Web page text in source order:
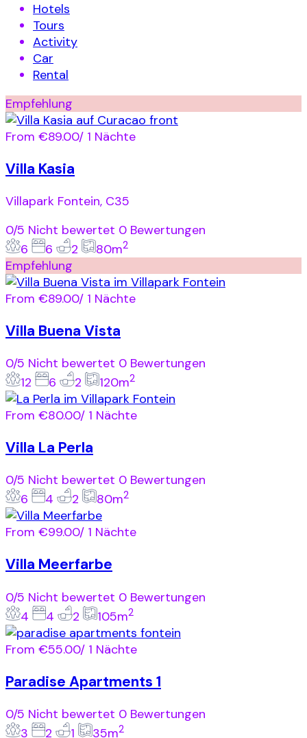
Hotels
Tours
Activity
Car
Rental
Empfehlung
From €89.00/ 1 Nächte
Villa Kasia
Villapark Fontein, C35
0/5 Nicht bewertet 0 Bewertungen
6
6 2 80m2
Empfehlung
From €89.00/ 1 Nächte
Villa Buena Vista
0/5 Nicht bewertet 0 Bewertungen
12
6 2 120m2
From €80.00/ 1 Nächte
Villa La Perla
0/5 Nicht bewertet 0 Bewertungen
6
4 2 80m2
From €99.00/ 1 Nächte
Villa Meerfarbe
0/5 Nicht bewertet 0 Bewertungen
4
4 2 105m2
From €55.00/ 1 Nächte
Paradise Apartments 1
0/5 Nicht bewertet 0 Bewertungen
3
2 1 35m2